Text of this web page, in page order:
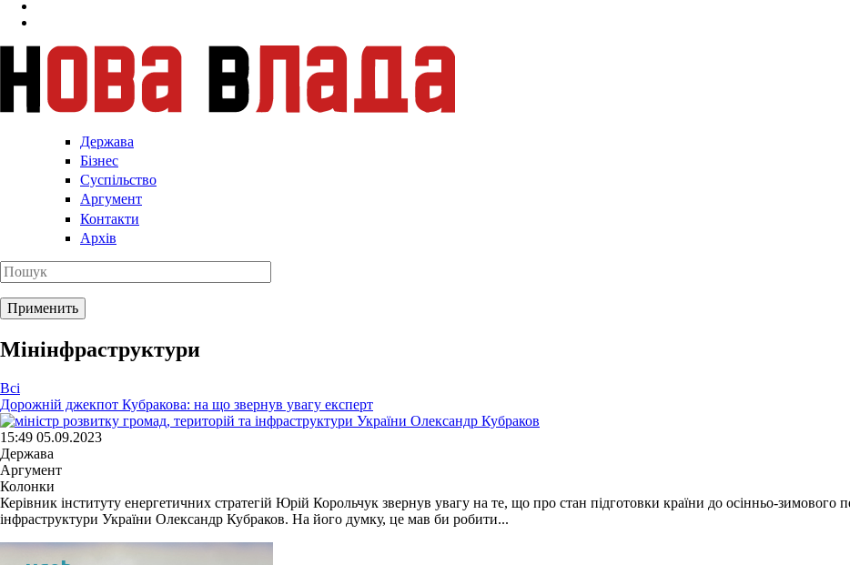
Держава
Бізнес
Суспільство
Аргумент
Контакти
Архів
Мінінфраструктури
Всі
Дорожній джекпот Кубракова: на що звернув увагу експерт
15:49 05.09.2023
Держава
Аргумент
Колонки
Керівник інституту енергетичних стратегій Юрій Корольчук звернув увагу на те, що про стан підготовки країни до осінньо-зимового
інфраструктури України Олександр Кубраков. На його думку, це мав би робити...